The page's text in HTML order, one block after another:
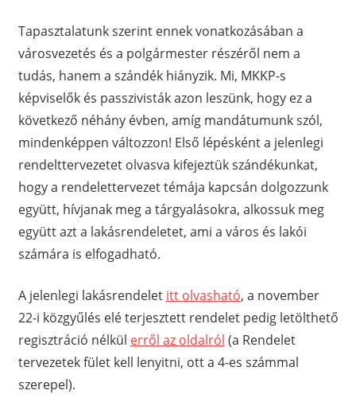
Tapasztalatunk szerint ennek vonatkozásában a
városvezetés és a polgármester részéről nem a
tudás, hanem a szándék hiányzik. Mi, MKKP-s
képviselők és passzivisták azon leszünk, hogy ez a
következő néhány évben, amíg mandátumunk szól,
mindenképpen változzon! Első lépésként a jelenlegi
rendelttervezetet olvasva kifejeztük szándékunkat,
hogy a rendelettervezet témája kapcsán dolgozzunk
együtt, hívjanak meg a tárgyalásokra, alkossuk meg
együtt azt a lakásrendeletet, ami a város és lakói
számára is elfogadható.
A jelenlegi lakásrendelet itt olvasható, a november
22-i közgyűlés elé terjesztett rendelet pedig letölthető
regisztráció nélkül erről az oldalról (a Rendelet
tervezetek fület kell lenyitni, ott a 4-es számmal
szerepel).